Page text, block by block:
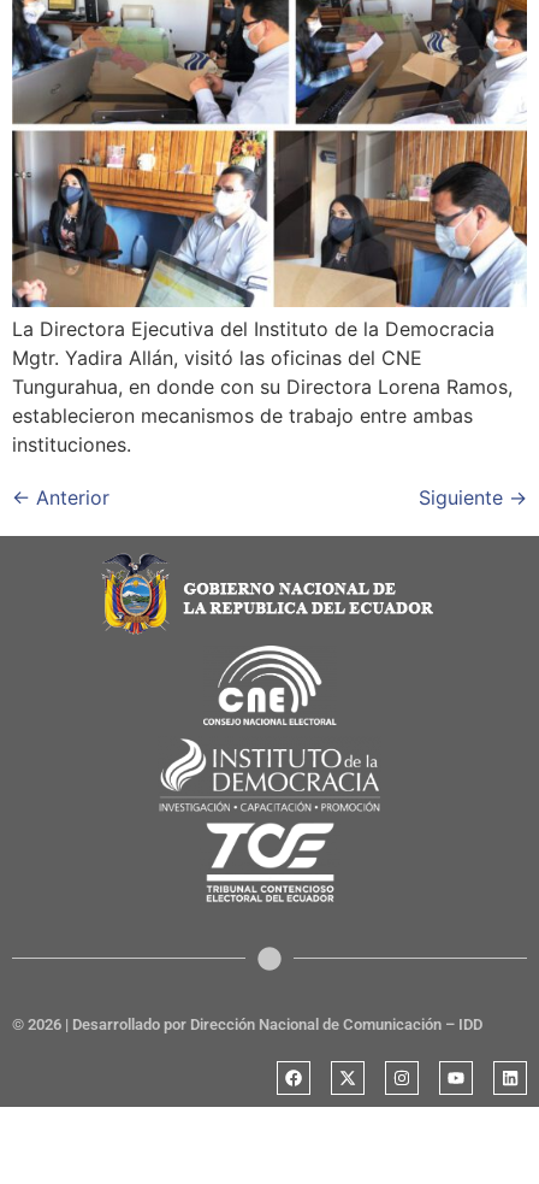
La Directora Ejecutiva del Instituto de la Democracia
Mgtr. Yadira Allán, visitó las oficinas del CNE
Tungurahua, en donde con su Directora Lorena Ramos,
establecieron mecanismos de trabajo entre ambas
instituciones.
← Anterior Siguiente →
© 2026 | Desarrollado por Dirección Nacional de Comunicación – IDD